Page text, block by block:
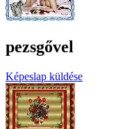
pezsgővel
Képeslap küldése